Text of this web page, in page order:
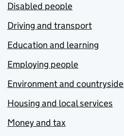
Disabled people
Driving and transport
Education and learning
Employing people
Environment and countryside
Housing and local services
Money and tax